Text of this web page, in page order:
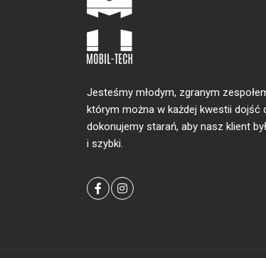
Jesteśmy młodym, zgranym
którym można w każdej kwestii dojść
dokonujemy starań, aby nasz klient
i szybki.